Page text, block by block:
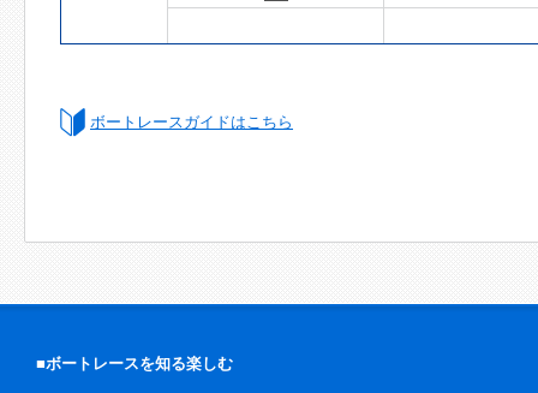
ボートレースガイドはこちら
■ボートレースを知る楽しむ